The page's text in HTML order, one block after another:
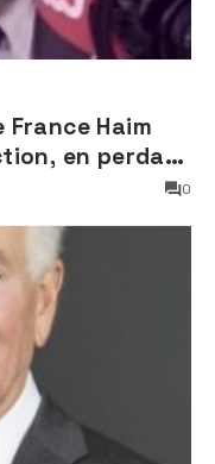
France Haim
en perdant
0